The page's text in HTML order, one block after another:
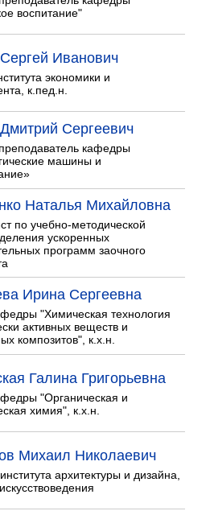
воспитание"
Иванович
экономики и
к.пед.н.
Сергеевич
кафедры
машины и
Наталья Михайловна
по учебно-методической
ускоренных
программ заочного
Ирина Сергеевна
"Химическая технология
активных веществ и
композитов", к.х.н.
Галина Григорьевна
"Органическая и
химия", к.х.н.
Михаил Николаевич
архитектуры и дизайна,